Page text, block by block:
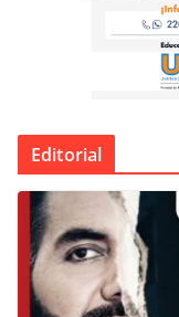
Editorial